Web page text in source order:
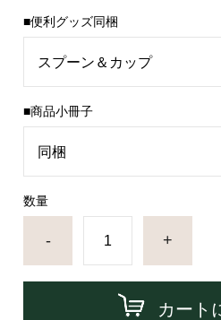
■便利グッズ同梱
■商品小冊子
数量
- +
カート